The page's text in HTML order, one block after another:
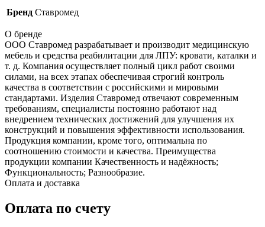
Бренд Ставромед
О бренде
ООО Ставромед разрабатывает и производит медицинскую
мебель и средства реабилитации для ЛПУ: кровати, каталки и
т. д. Компания осуществляет полный цикл работ своими
силами, на всех этапах обеспечивая строгий контроль
качества в соответствии с российскими и мировыми
стандартами. Изделия Ставромед отвечают современным
требованиям, специалисты постоянно работают над
внедрением технических достижений для улучшения их
конструкций и повышения эффективности использования.
Продукция компании, кроме того, оптимальна по
соотношению стоимости и качества. Преимущества
продукции компании Качественность и надёжность;
Функциональность; Разнообразие.
Оплата и доставка
Оплата по счету